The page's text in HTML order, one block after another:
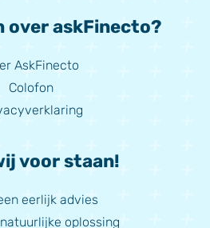
over askFinecto?
AskFinecto
Colofon
voor staan!
eerlijk advies
oplossing